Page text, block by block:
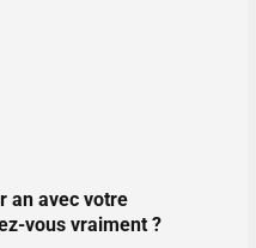
an avec votre
vous vraiment ?